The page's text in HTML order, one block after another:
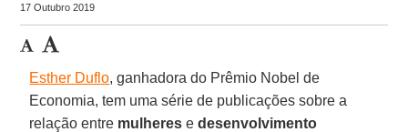
17 Outubro 2019
Esther Duflo, ganhadora do Prêmio Nobel de
Economia, tem uma série de publicações sobre a
relação entre mulheres edesenvolvimento